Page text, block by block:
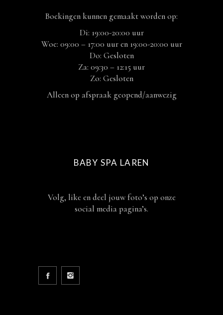
Boekingen kunnen gemaakt worden op:
Di: 19:00-20:00 uur
Woe: 09:00 – 17:00 uur en 19:00-20:00 uur
Do: Gesloten
Za: 09:30 – 12:15 uur
Zo: Gesloten
Alleen op afspraak geopend/aanwezig
BABY SPA LAREN
Volg, like en deel jouw foto’s op onze
social media pagina’s.